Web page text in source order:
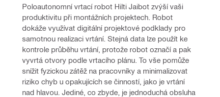
Poloautonomní vrtací robot Hilti Jaibot zvýší vaši
produktivitu při montážních projektech. Robot
dokáže využívat digitální projektové podklady pro
samotnou realizaci vrtání. Stejná data lze použít ke
kontrole průběhu vrtání, protože robot označí a pak
vyvrtá otvory podle vrtacího plánu. To vše pomůže
snížit fyzickou zátěž na pracovníky a minimalizovat
riziko chyb u opakujících se činností, jako je vrtání
nad hlavou. Jediné, co zbyde, je jednoduchá obsluha